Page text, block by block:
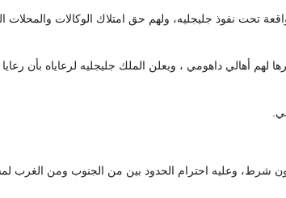
تحت نفوذ جليجليه، ولهم حق امتلاك الوكالات والمحلات
لهم أهالي داهومي ، ويعلن الملك جليجليه لرعاياه بأن